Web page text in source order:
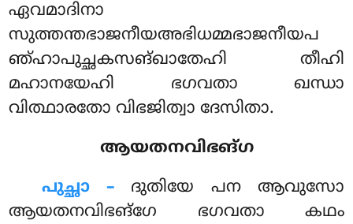
ഏവമാദിനാ
സുത്തന്തഭാജനീയഅഭിധമ്മഭാജനീയപ
ഞ്ഹാപുച്ഛകസങ്ഖാതേഹി തീഹി
മഹാനയേഹി ഭഗവതാ ഖന്ധാ
വിത്ഥാരതോ വിഭജിത്വാ ദേസിതാ.
ആയതനവിഭങ്ഗ
പുച്ഛാ – ദുതിയേ പന ആവുസോ
ആയതനവിഭങ്ഗേ ഭഗവതാ കഥം